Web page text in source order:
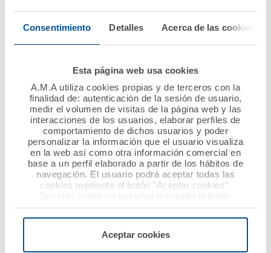
Consentimiento Detalles Acerca de las cookies
Esta página web usa cookies
A.M.A utiliza cookies propias y de terceros con la
finalidad de: autenticación de la sesión de usuario,
medir el volumen de visitas de la página web y las
interacciones de los usuarios, elaborar perfiles de
comportamiento de dichos usuarios y poder
personalizar la información que el usuario visualiza
en la web así como otra información comercial en
base a un perfil elaborado a partir de los hábitos de
navegación. El usuario podrá aceptar todas las
cookies mediante el botón "Aceptar cookies".
También podrá rechazarlas mediante el botón
"Rechazar", donde se rechazarán todas las cookies
menos las necesarias para permitir el acceso a los
configurarlas usando el botón “Personalizar".
Aceptar cookies
Vida con la suma de
tres nuevos Colegios
Ver noticia
AMA Vida firma la
póliza colectiva de
AMA Vida firma con el
Colegio de Médicos de